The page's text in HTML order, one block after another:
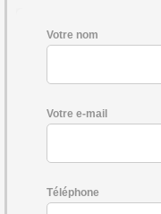
Votre nom
Votre e-mail
Téléphone